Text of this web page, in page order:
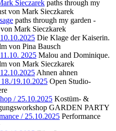
Sieczarek paths through my
von Mark Sieczkarek
paths through my garden -
Mark Sieczkarek
Die Klage der Kaiserin.
von Pina Bausch
2025 Malou and Dominique.
von Mark Sieczkarek
Ahnen ahnen
19.10.2025 Open Studio-
/ 25.10.2025 Kostüm- &
GARDEN PARTY
/ 25.10.2025 Performance